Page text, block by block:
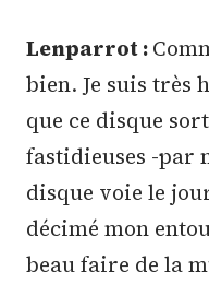
Lenparrot :
bien. Je suis très
que ce disque
fastidieuses -par
disque voie le
décimé mon
beau faire de la